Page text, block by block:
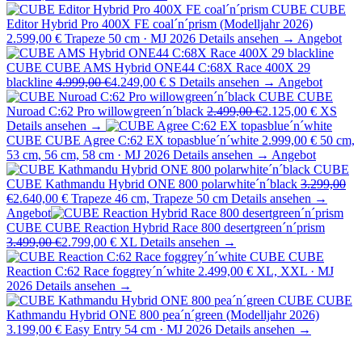
CUBE CUBE
Editor Hybrid Pro 400X FE coal´n´prism (Modelljahr 2026)
2.599,00 € Trapeze 50 cm · MJ 2026 Details ansehen → Angebot
CUBE CUBE AMS Hybrid ONE44 C:68X Race 400X 29
blackline 4.999,00 €4.249,00 € S Details ansehen → Angebot
CUBE CUBE
Nuroad C:62 Pro willowgreen´n´black 2.499,00 €2.125,00 € XS
Details ansehen →
CUBE CUBE Agree C:62 EX topasblue´n´white 2.999,00 € 50 cm,
53 cm, 56 cm, 58 cm · MJ 2026 Details ansehen → Angebot
CUBE
CUBE Kathmandu Hybrid ONE 800 polarwhite´n´black 3.299,00
€2.640,00 € Trapeze 46 cm, Trapeze 50 cm Details ansehen →
Angebot
CUBE CUBE Reaction Hybrid Race 800 desertgreen´n´prism
3.499,00 €2.799,00 € XL Details ansehen →
CUBE CUBE
Reaction C:62 Race foggrey´n´white 2.499,00 € XL, XXL · MJ
2026 Details ansehen →
CUBE CUBE
Kathmandu Hybrid ONE 800 pea´n´green (Modelljahr 2026)
3.199,00 € Easy Entry 54 cm · MJ 2026 Details ansehen →